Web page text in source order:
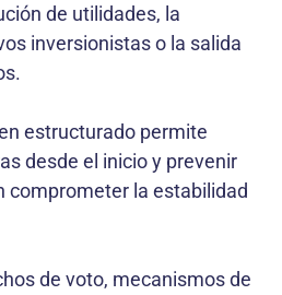
de utilidades, la
inversionistas o la salida
estructurado permite
desde el inicio y prevenir
comprometer la estabilidad
de voto, mecanismos de